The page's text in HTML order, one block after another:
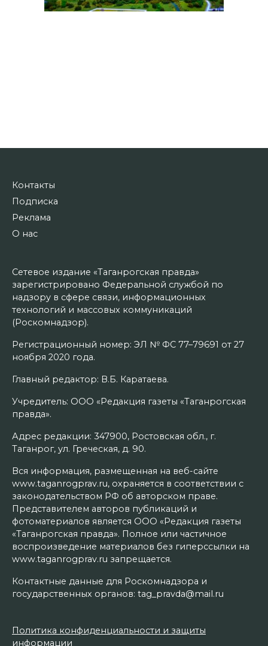
Контакты
Подписка
Реклама
О нас
Сетевое издание «Таганрогская правда»
зарегистрировано Федеральной службой по
надзору в сфере связи, информационных
технологий и массовых коммуникаций
(Роскомнадзор).
Регистрационный номер: ЭЛ № ФС 77–79691 от 27
ноября 2020 года.
Главный редактор: В.Б. Каратаева.
Учредитель: ООО «Редакция газеты «Таганрогская
правда».
Адрес редакции: 347900, Ростовская обл., г.
Таганрог, ул. Греческая, д. 90.
Вся информация, размещенная на веб-сайте
www.taganrogprav.ru, охраняется в соответствии с
законодательством РФ об авторском праве.
Представителем авторов публикаций и
фотоматериалов является ООО «Редакция газеты
«Таганрогская правда». Полное или частичное
воспроизведение материалов без гиперссылки на
www.taganrogprav.ru запрещается.
Контактные данные для Роскомнадзора и
государственных органов: tag_pravda@mail.ru
Политика конфиденциальности и защиты
информации